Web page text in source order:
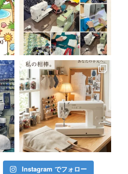
Instagram でフォロー